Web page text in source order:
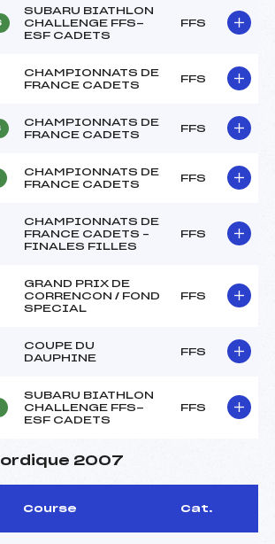
SUBARU BIATHLON
CHALLENGE FFS-
ESF CADETS
FFS
CHAMPIONNATS DE
FRANCE CADETS
FFS
CHAMPIONNATS DE
FRANCE CADETS
FFS
CHAMPIONNATS DE
FRANCE CADETS
FFS
CHAMPIONNATS DE
FRANCE CADETS –
FINALES FILLES
FFS
GRAND PRIX DE
CORRENCON / FOND
SPECIAL
FFS
COUPE DU
DAUPHINE
FFS
SUBARU BIATHLON
CHALLENGE FFS-
ESF CADETS
FFS
2007
Course Cat.